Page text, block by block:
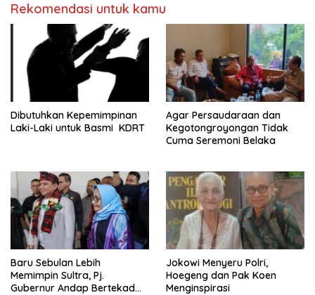
Rekomendasi untuk kamu
Dibutuhkan Kepemimpinan
Laki-Laki untuk Basmi KDRT
Agar Persaudaraan dan
Kegotongroyongan Tidak
Cuma Seremoni Belaka
Baru Sebulan Lebih
Memimpin Sultra, Pj.
Gubernur Andap Bertekad
Jokowi Menyeru Polri,
Hoegeng dan Pak Koen
Menginspirasi